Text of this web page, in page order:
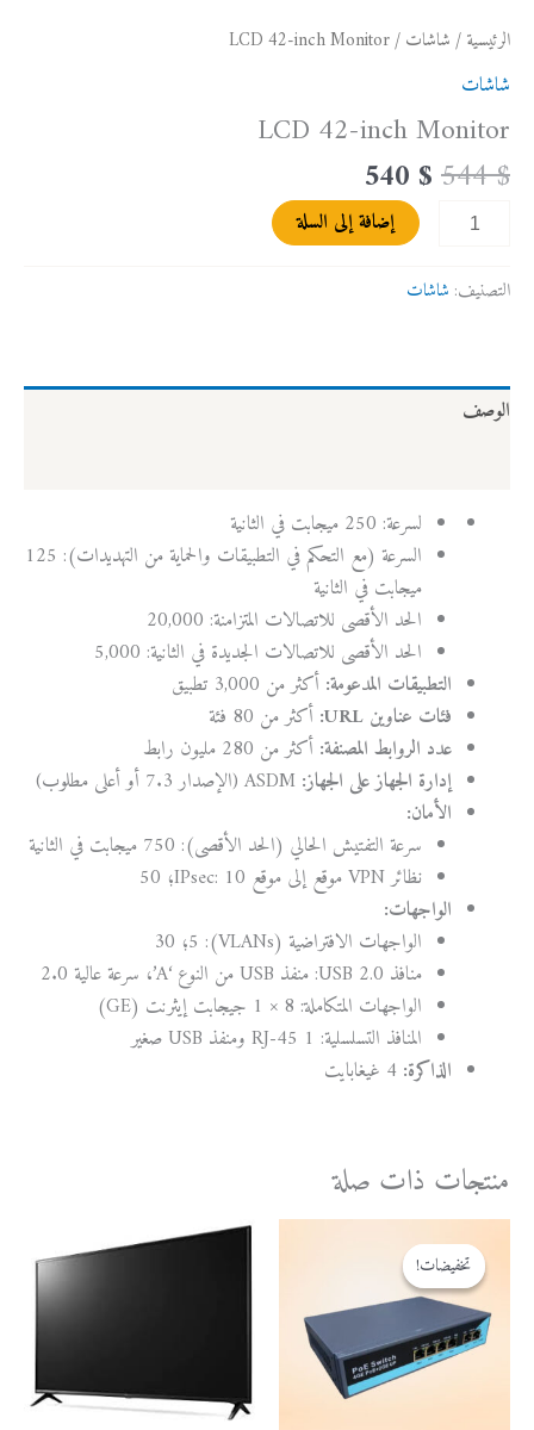
الرئيسية/شاشات/ LCD 42-inch Monitor
شاشات
LCD 42-inch Monitor
544$
540 $
إضافة إلى السلة
التصنيف: شاشات
الوصف
لسرعة: 250 ميجابت في الثانية
السرعة (مع التحكم في التطبيقات والحماية من التهديدات): 125
ميجابت في الثانية
الحد الأقصى للاتصالات المتزامنة: 20,000
الحد الأقصى للاتصالات الجديدة في الثانية: 5,000
التطبيقات المدعومة: أكثر من 3,000 تطبيق
فئات عناوين URL:
أكثر من 80 فئة
عدد الروابط المصنفة: أكثر من 280 مليون رابط
إدارة الجهاز على الجهاز:
الأمان:
سرعة التفتيش الحالي (الحد الأقصى): 750 ميجابت في الثانية
نظائر VPN موقع إلى موقع IPsec: 10؛ 50
الواجهات:
الواجهات الافتراضية (VLANs): 5؛ 30
منافذ USB 2.0: منفذ USB من النوع ‘A’، سرعة عالية 2.0
الواجهات المتكاملة: 8 × 1 جيجابت إيثرنت (GE)
المنافذ التسلسلية: 1 RJ-45 ومنفذ USB صغير
الذاكرة:
منتجات ذات صلة
تخفيضات!
تخفيضات!
السعر
الأصلي
هو:
50 $.
السعر
الحالي
هو:
40 $.